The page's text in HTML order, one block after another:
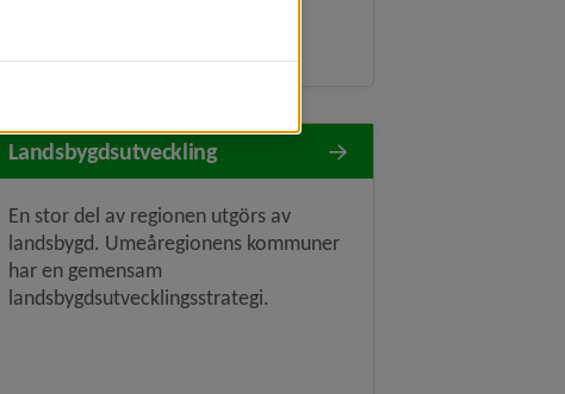
Landsbygdsutveckling
En stor del av regionen utgörs av
landsbygd. Umeåregionens kommuner
har en gemensam
landsbygdsutvecklingsstrategi.